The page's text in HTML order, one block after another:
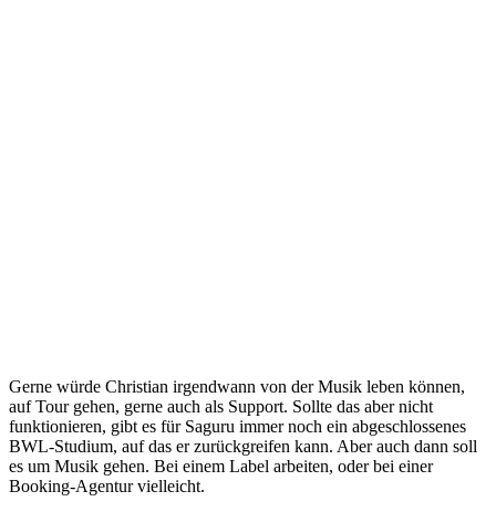
Gerne würde Christian irgendwann von der Musik leben können,
auf Tour gehen, gerne auch als Support. Sollte das aber nicht
funktionieren, gibt es für Saguru immer noch ein abgeschlossenes
BWL-Studium, auf das er zurückgreifen kann. Aber auch dann soll
es um Musik gehen. Bei einem Label arbeiten, oder bei einer
Booking-Agentur vielleicht.